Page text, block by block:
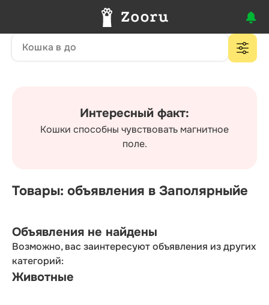
Интересный факт:
Кошки способны чувствовать магнитное
поле.
Товары: объявления в Заполярныйе
Объявления не найдены
Возможно, вас заинтересуют объявления из других
категорий:
Животные